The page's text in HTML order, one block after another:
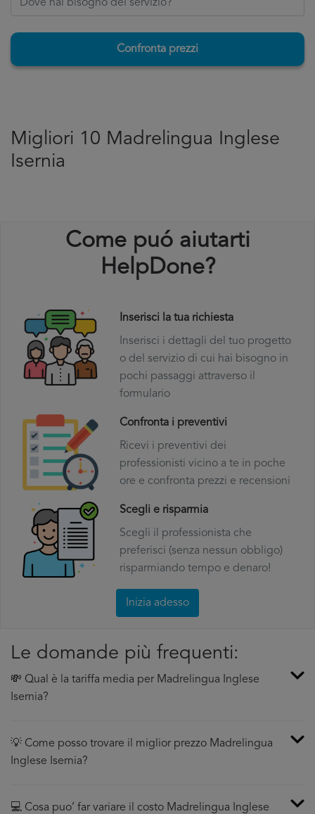
Confronta prezzi
Migliori 10 Madrelingua Inglese
Isernia
Come puó aiutarti
HelpDone?
Inserisci la tua richiesta
Inserisci i dettagli del tuo progetto
o del servizio di cui hai bisogno in
pochi passaggi attraverso il
formulario
Confronta i preventivi
Ricevi i preventivi dei
professionisti vicino a te in poche
ore e confronta prezzi e recensioni
Scegli e risparmia
Scegli il professionista che
preferisci (senza nessun obbligo)
risparmiando tempo e denaro!
Inizia adesso
Le domande più frequenti:
💸 Qual è la tariffa media per Madrelingua Inglese
Isernia?
💡 Come posso trovare il miglior prezzo Madrelingua
Inglese Isernia?
💻 Cosa puo’ far variare il costo Madrelingua Inglese